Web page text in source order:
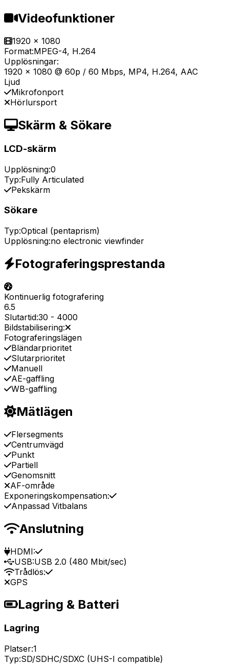
Videofunktioner
1920 x 1080
Format:MPEG-4, H.264
Upplösningar:
1920 x 1080 @ 60p / 60 Mbps, MP4, H.264, AAC
Ljud
Mikrofonport
Hörlursport
Skärm & Sökare
LCD-skärm
Upplösning:0
Typ:Fully Articulated
Pekskärm
Sökare
Typ:Optical (pentaprism)
Upplösning:no electronic viewfinder
Fotograferingsprestanda
Kontinuerlig fotografering
6.5
Slutartid:30 - 4000
Bildstabilisering:
Fotograferingslägen
Bländarprioritet
Slutarprioritet
Manuell
AE-gaffling
WB-gaffling
Mätlägen
Flersegments
Centrumvägd
Punkt
Partiell
Genomsnitt
AF-område
Exponeringskompensation:
Anpassad Vitbalans
Anslutning
HDMI:
USB:USB 2.0 (480 Mbit/sec)
Trådlös:
GPS
Lagring & Batteri
Lagring
Platser:1
Typ:SD/SDHC/SDXC (UHS-I compatible)